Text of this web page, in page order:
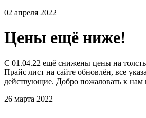
02 апреля 2022
Цены ещё ниже!
С 01.04.22 ещё снижены цены на
Прайс лист на сайте обновлён, все
действующие. Добро пожаловать к нам
26 марта 2022